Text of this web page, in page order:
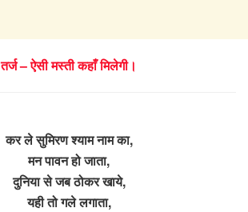
तर्ज – ऐसी मस्ती कहाँ मिलेगी।
कर ले सुमिरण श्याम नाम का,
मन पावन हो जाता,
दुनिया से जब ठोकर खाये,
यही तो गले लगाता,